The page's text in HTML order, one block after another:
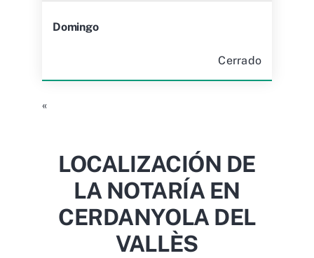
Domingo
Cerrado
«
LOCALIZACIÓN DE
LA NOTARÍA EN
CERDANYOLA DEL
VALLÈS